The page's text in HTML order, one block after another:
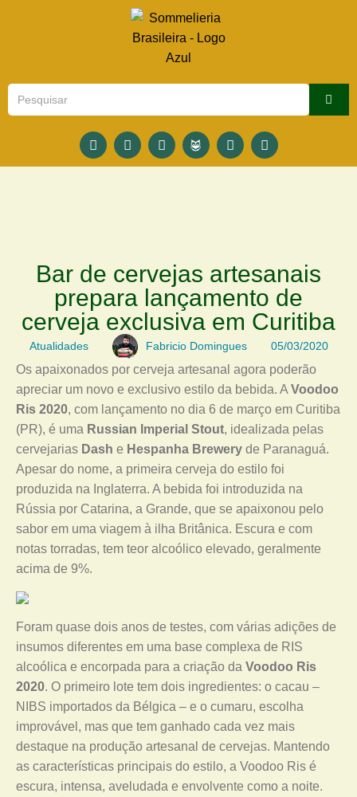
Bar de cervejas artesanais
prepara lançamento de
cerveja exclusiva em Curitiba
Atualidades Fabricio Domingues 05/03/2020
Os apaixonados por cerveja artesanal agora poderão
apreciar um novo e exclusivo estilo da bebida. A Voodoo
Ris 2020, com lançamento no dia 6 de março em Curitiba
(PR), é uma Russian Imperial Stout, idealizada pelas
cervejarias Dash e Hespanha Brewery de Paranaguá.
Apesar do nome, a primeira cerveja do estilo foi
produzida na Inglaterra. A bebida foi introduzida na
Rússia por Catarina, a Grande, que se apaixonou pelo
sabor em uma viagem à ilha Britânica. Escura e com
notas torradas, tem teor alcoólico elevado, geralmente
acima de 9%.
Foram quase dois anos de testes, com várias adições de
insumos diferentes em uma base complexa de RIS
alcoólica e encorpada para a criação da Voodoo Ris
2020. O primeiro lote tem dois ingredientes: o cacau –
NIBS importados da Bélgica – e o cumaru, escolha
improvável, mas que tem ganhado cada vez mais
destaque na produção artesanal de cervejas. Mantendo
as características principais do estilo, a Voodoo Ris é
escura, intensa, aveludada e envolvente como a noite.